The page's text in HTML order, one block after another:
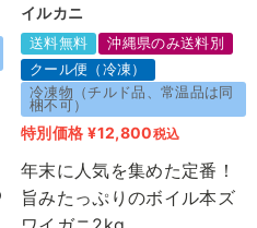
イルカニ
送料無料
沖縄県のみ送料別
クール便（冷凍）
冷凍物（チルド品、常温品は同
梱不可）
特別価格 ¥12,800税込
年末に人気を集めた定番！
旨みたっぷりのボイル本ズ